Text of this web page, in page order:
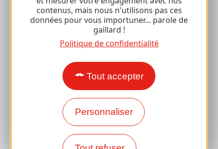
contenus, mais nous n'utilisons pas ces
données pour vous importuner... parole de
gaillard !
Politique de confidentialité
Tout accepter
Personnaliser
Accessibilité
Voyager responsable
Retrouvailles et cousinades
Avec mon chien
Toutes les idées séjours
Espace Pro
Accueil de Groupes